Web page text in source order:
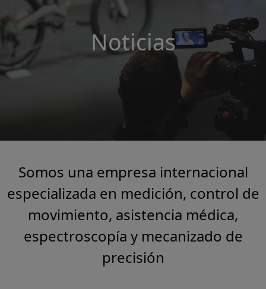
Noticias
Somos una empresa internacional
especializada en medición, control de
movimiento, asistencia médica,
espectroscopía y mecanizado de
precisión